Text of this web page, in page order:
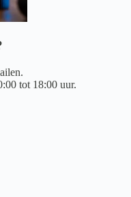
tot 18:00 uur.